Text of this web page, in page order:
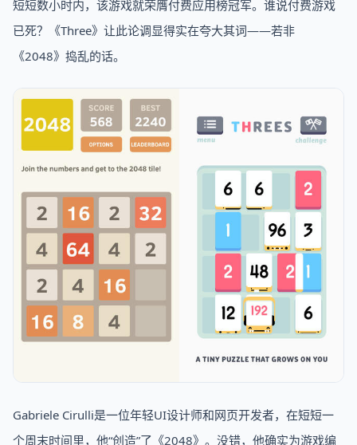
短短数小时内，该游戏就荣膺付费应用榜冠军。谁说付费游戏
已死？《Three》让此论调显得实在夸大其词——若非
《2048》捣乱的话。
Gabriele Cirulli是一位年轻UI设计师和网页开发者，在短短一
个周末时间里，他“创造”了《2048》。没错，他确实为游戏编